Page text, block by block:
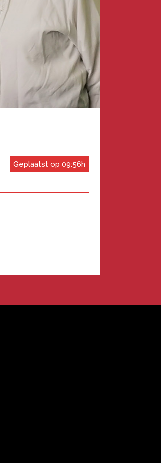
Geplaatst op 09:56h